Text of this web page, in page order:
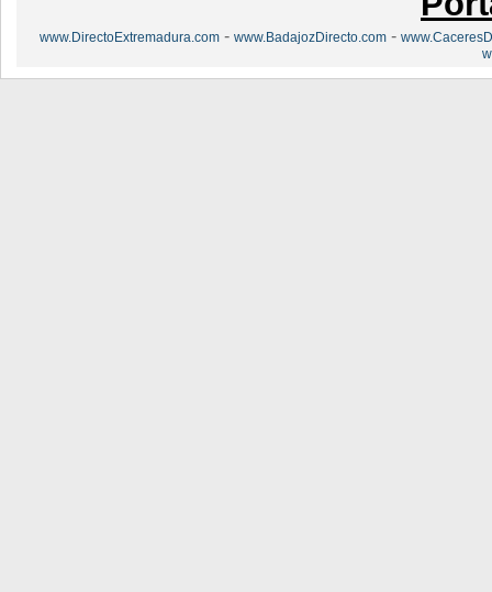
www.DirectoExtremadura.com - www.BadajozDirecto.com -